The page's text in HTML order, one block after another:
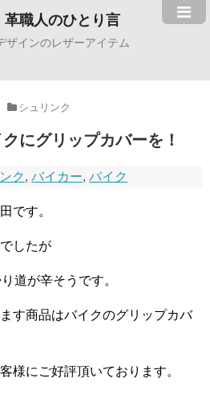
職人のひとり言
ザインのレザーアイテム
シュリンク
にグリップカバーを！
ク ,バイカー,バイク
です。
したが
道が辛そうです。
す商品はバイクのグリップカバ
様にご好評頂いております。